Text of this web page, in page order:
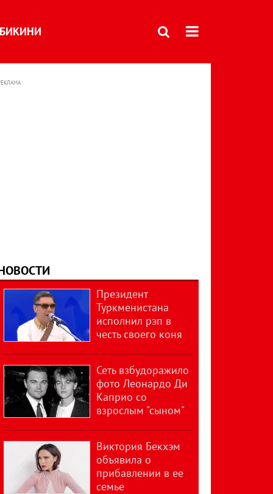
БИКИНИ
Президент
Туркменистана
исполнил рэп в
честь своего коня
Сеть взбудоражило
фото Леонардо Ди
Каприо со
взрослым "сыном"
Виктория Бекхэм
объявила о
прибавлении в ее
семье